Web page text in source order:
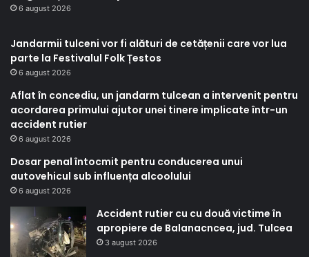
6 august 2026
Jandarmii tulceni vor fi alături de cetățenii care vor lua
parte la Festivalul Folk Țestos
6 august 2026
Aflat în concediu, un jandarm tulcean a intervenit pentru
acordarea primului ajutor unei tinere implicate într-un
accident rutier
6 august 2026
Dosar penal întocmit pentru conducerea unui
autovehicul sub influența alcoolului
6 august 2026
Accident rutier cu cu două victime în
apropiere de Balanacncea, jud. Tulcea
3 august 2026